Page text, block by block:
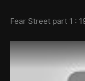
Fear Street part 1 :